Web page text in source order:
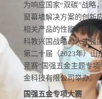
为响应国家“双碳”战略
窗幕墙解决方案的创新
相关产品的性能、节能
科教兴国战略、人才强
第二十届（2023年）山
竞赛“国强五金主题专
金科技有限公司举办。
国强五金专项大赛